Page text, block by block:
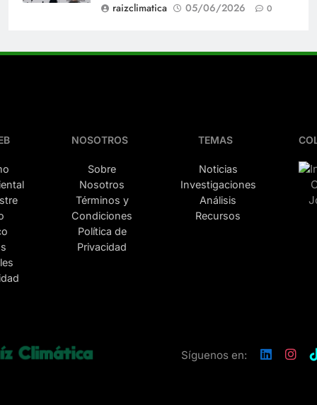
raizclimatica
05/06/2026 0
NOSOTROS
Sobre
Nosotros
Términos y
Condiciones
Política de
Privacidad
TEMAS
Noticias
Investigaciones
Análisis
Recursos
Síguenos en: